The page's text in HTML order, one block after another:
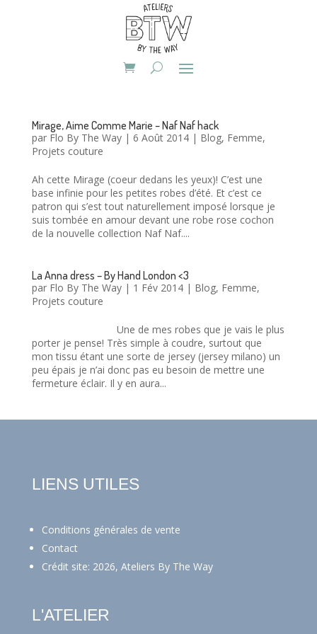
Mirage, Aime Comme Marie – Naf Naf hack
par Flo By The Way| 6 Août 2014| Blog, Femme,
Projets couture
Ah cette Mirage (coeur dedans les yeux)! C’est une
base infinie pour les petites robes d’été. Et c’est ce
patron qui s’est tout naturellement imposé lorsque je
suis tombée en amour devant une robe rose cochon
de la nouvelle collection Naf Naf....
La Anna dress – By Hand London <3
par Flo By The Way| 1 Fév 2014| Blog, Femme,
Projets couture
Une de mes robes que je vais le plus
porter je pense! Très simple à coudre, surtout que
mon tissu étant une sorte de jersey (jersey milano) un
peu épais je n’ai donc pas eu besoin de mettre une
fermeture éclair. Il y en aura...
LIENS UTILES
Conditions générales de vente
Contact
Crédit site: 2026, Ateliers By The Way
L'ATELIER